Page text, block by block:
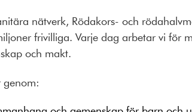
nätverk, Rödakors- och
frivilliga. Varje dag arbetar vi för
och makt.
genom: